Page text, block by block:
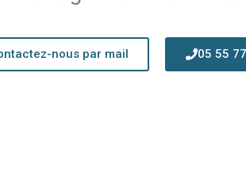
nous par mail 05 55